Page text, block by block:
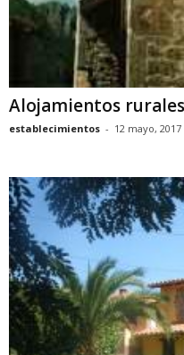
Alojamientos
establecimientos - 12 mayo, 2017